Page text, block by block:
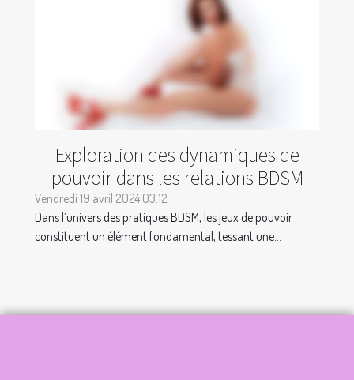
Exploration des dynamiques de
pouvoir dans les relations BDSM
Vendredi 19 avril 2024 03:12
Dans l’univers des pratiques BDSM, les jeux de pouvoir
constituent un élément fondamental, tessant une...